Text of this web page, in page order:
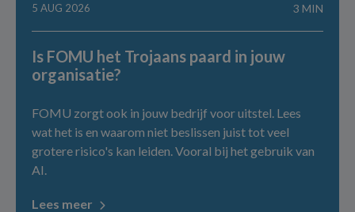
5 AUG 2026 3 MIN
Is FOMU het Trojaans paard in jouw
organisatie?
FOMU zorgt ook in jouw bedrijf voor uitstel. Lees
wat het is en waarom niet beslissen juist tot veel
grotere risico's kan leiden. Vooral bij het gebruik van
AI.
Lees meer